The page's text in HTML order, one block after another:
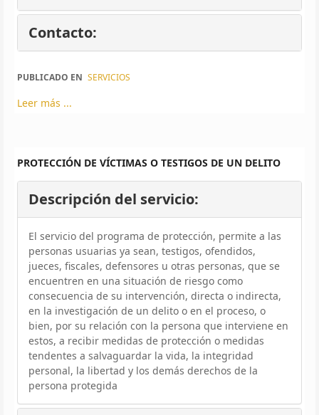
Contacto:
PUBLICADO EN SERVICIOS
Leer más ...
PROTECCIÓN DE VÍCTIMAS O TESTIGOS DE UN DELITO
Descripción del servicio:
El servicio del programa de protección, permite a las
personas usuarias ya sean, testigos, ofendidos,
jueces, fiscales, defensores u otras personas, que se
encuentren en una situación de riesgo como
consecuencia de su intervención, directa o indirecta,
en la investigación de un delito o en el proceso, o
bien, por su relación con la persona que interviene en
estos, a recibir medidas de protección o medidas
tendentes a salvaguardar la vida, la integridad
personal, la libertad y los demás derechos de la
persona protegida